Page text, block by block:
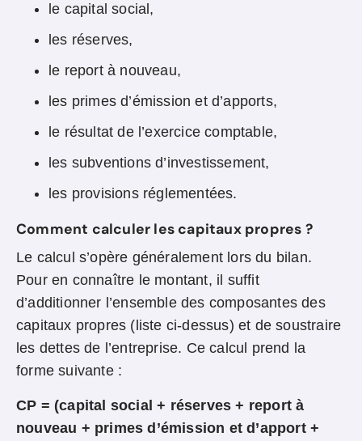
le capital social,
les réserves,
le report à nouveau,
les primes d’émission et d’apports,
le résultat de l’exercice comptable,
les subventions d’investissement,
les provisions réglementées.
Comment calculer les capitaux propres ?
Le calcul s’opère généralement lors du bilan.
Pour en connaître le montant, il suffit
d’additionner l’ensemble des composantes des
capitaux propres (liste ci-dessus) et de soustraire
les dettes de l’entreprise. Ce calcul prend la
forme suivante :
CP = (capital social + réserves + report à
nouveau + primes d’émission et d’apport +